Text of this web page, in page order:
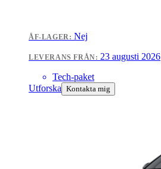
ÅF-LAGER: Nej
LEVERANS FRÅN: 23 augusti 2026
Tech-paket
Utforska Kontakta mig